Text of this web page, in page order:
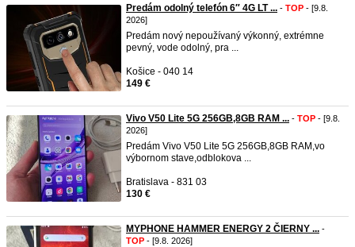
Predám odolný telefón 6″ 4G LT ... - TOP - [9.8.
2026]
Predám nový nepoužívaný výkonný, extrémne
pevný, vode odolný, pra ...
Košice - 040 14
149 €
Vivo V50 Lite 5G 256GB,8GB RAM ... - TOP - [9.8.
2026]
Predám Vivo V50 Lite 5G 256GB,8GB RAM,vo
výbornom stave,odblokova ...
Bratislava - 831 03
130 €
MYPHONE HAMMER ENERGY 2 ČIERNY ... -
TOP - [9.8. 2026]